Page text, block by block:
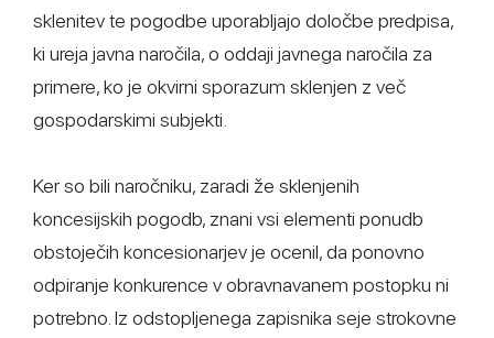
sklenitev te pogodbe uporabljajo določbe predpisa,
ki ureja javna naročila, o oddaji javnega naročila za
primere, ko je okvirni sporazum sklenjen z več
gospodarskimi subjekti.
Ker so bili naročniku, zaradi že sklenjenih
koncesijskih pogodb, znani vsi elementi ponudb
obstoječih koncesionarjev je ocenil, da ponovno
odpiranje konkurence v obravnavanem postopku ni
potrebno. Iz odstopljenega zapisnika seje strokovne